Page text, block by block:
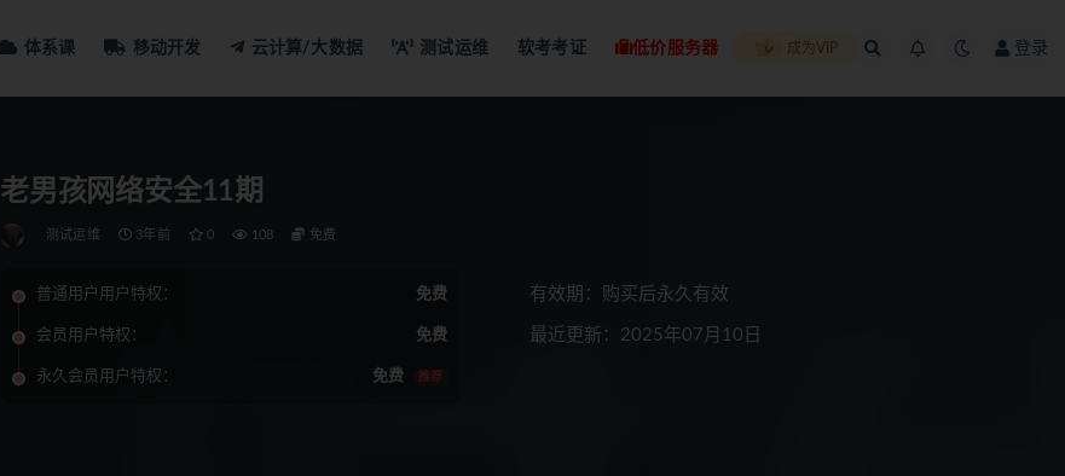
体系课 移动开发 云计算/大数据 测试运维 软考考证 低价服务器 成为VIP 登录
老男孩网络安全11期
测试运维 3年前 0 108 免费
普通用户用户特权： 免费
会员用户特权： 免费
永久会员用户特权： 免费 推荐
有效期：购买后永久有效
最近更新：2025年07月10日